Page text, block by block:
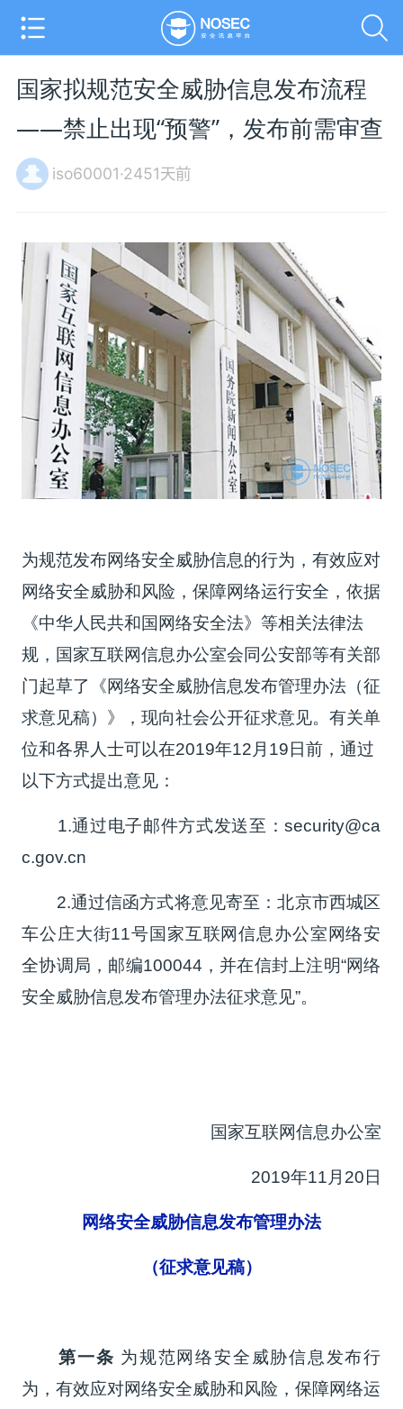
国家拟规范安全威胁信息发布流程
——禁止出现“预警”，发布前需审查
iso60001·2451天前
为规范发布网络安全威胁信息的行为，有效应对
网络安全威胁和风险，保障网络运行安全，依据
《中华人民共和国网络安全法》等相关法律法
规，国家互联网信息办公室会同公安部等有关部
门起草了《网络安全威胁信息发布管理办法（征
求意见稿）》，现向社会公开征求意见。有关单
位和各界人士可以在2019年12月19日前，通过
以下方式提出意见：
1.通过电子邮件方式发送至：security@ca
c.gov.cn
2.通过信函方式将意见寄至：北京市西城区
车公庄大街11号国家互联网信息办公室网络安
全协调局，邮编100044，并在信封上注明“网络
安全威胁信息发布管理办法征求意见”。
国家互联网信息办公室
2019年11月20日
网络安全威胁信息发布管理办法
（征求意见稿）
第一条 为规范网络安全威胁信息发布行
为，有效应对网络安全威胁和风险，保障网络运